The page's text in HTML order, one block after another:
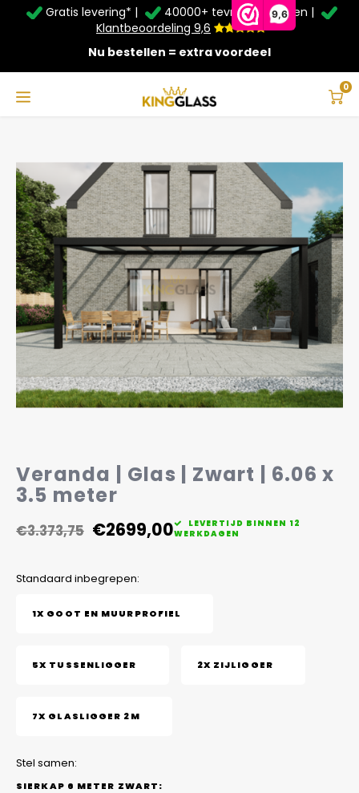
9,6
Service & Contact
Bezorging
Afhalen
Montage
Betaalmethoden
Garantie
Veelgestelde vragen
Taal
Deutsch
Gratis levering* |
40000+ tevreden klanten |
Klantbeoordeling 9,6
Nu bestellen = extra voordeel
0
Zomer Deals: Tot 20% kortingop schuifwanden en
veranda's +€20extra kassa korting*
Veranda | Glas | Zwart | 6.06 x 3.5 meter
Veranda | Glas | Zwart | 6.06 x
3.5 meter
€3.373,75 €2699,00
LEVERTIJD BINNEN 12
WERKDAGEN
Standaard inbegrepen:
1X GOOT EN MUURPROFIEL
5X TUSSENLIGGER 2X ZIJLIGGER
7X GLASLIGGER 2M
Stel samen:
SIERKAP 6 METER ZWART: